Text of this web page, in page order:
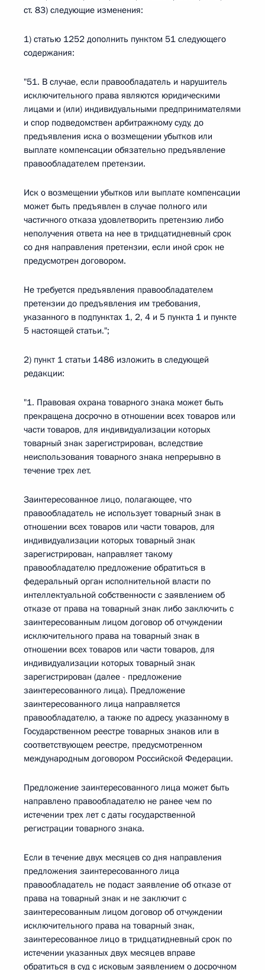
ст. 83) следующие изменения:
1) статью 1252 дополнить пунктом 51 следующего
содержания:
"51. В случае, если правообладатель и нарушитель
исключительного права являются юридическими
лицами и (или) индивидуальными предпринимателями
и спор подведомствен арбитражному суду, до
предъявления иска о возмещении убытков или
выплате компенсации обязательно предъявление
правообладателем претензии.
Иск о возмещении убытков или выплате компенсации
может быть предъявлен в случае полного или
частичного отказа удовлетворить претензию либо
неполучения ответа на нее в тридцатидневный срок
со дня направления претензии, если иной срок не
предусмотрен договором.
Не требуется предъявления правообладателем
претензии до предъявления им требования,
указанного в подпунктах 1, 2, 4 и 5 пункта 1 и пункте
5 настоящей статьи.";
2) пункт 1 статьи 1486 изложить в следующей
редакции:
"1. Правовая охрана товарного знака может быть
прекращена досрочно в отношении всех товаров или
части товаров, для индивидуализации которых
товарный знак зарегистрирован, вследствие
неиспользования товарного знака непрерывно в
течение трех лет.
Заинтересованное лицо, полагающее, что
правообладатель не использует товарный знак в
отношении всех товаров или части товаров, для
индивидуализации которых товарный знак
зарегистрирован, направляет такому
правообладателю предложение обратиться в
федеральный орган исполнительной власти по
интеллектуальной собственности с заявлением об
отказе от права на товарный знак либо заключить с
заинтересованным лицом договор об отчуждении
исключительного права на товарный знак в
отношении всех товаров или части товаров, для
индивидуализации которых товарный знак
зарегистрирован (далее - предложение
заинтересованного лица). Предложение
заинтересованного лица направляется
правообладателю, а также по адресу, указанному в
Государственном реестре товарных знаков или в
соответствующем реестре, предусмотренном
международным договором Российской Федерации.
Предложение заинтересованного лица может быть
направлено правообладателю не ранее чем по
истечении трех лет с даты государственной
регистрации товарного знака.
Если в течение двух месяцев со дня направления
предложения заинтересованного лица
правообладатель не подаст заявление об отказе от
права на товарный знак и не заключит с
заинтересованным лицом договор об отчуждении
исключительного права на товарный знак,
заинтересованное лицо в тридцатидневный срок по
истечении указанных двух месяцев вправе
обратиться в суд с исковым заявлением о досрочном